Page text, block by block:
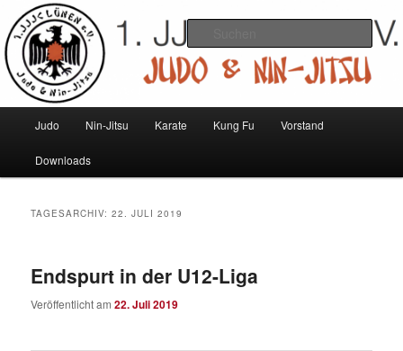
primären
Inhalt
springen
sekundären
Inhalt
springen1. JJJC Lünen e.V.
Judo und Ninjitsu
Judo Nin-Jitsu Karate Kung Fu Vorstand
Downloads
TAGESARCHIV:22. JULI 2019
Endspurt in der U12-Liga
Veröffentlicht am22. Juli 2019